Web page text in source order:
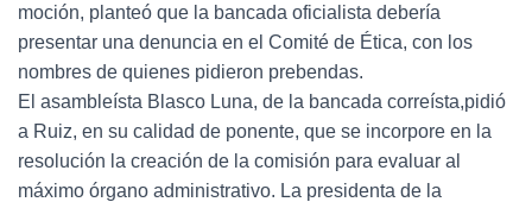
moción, planteó que la bancada oficialista debería
presentar una denuncia en el Comité de Ética, con los
nombres de quienes pidieron prebendas.
El asambleísta Blasco Luna, de la bancada correísta,pidió
a Ruiz, en su calidad de ponente, que se incorpore en la
resolución la creación de la comisión para evaluar al
máximo órgano administrativo. La presidenta de la